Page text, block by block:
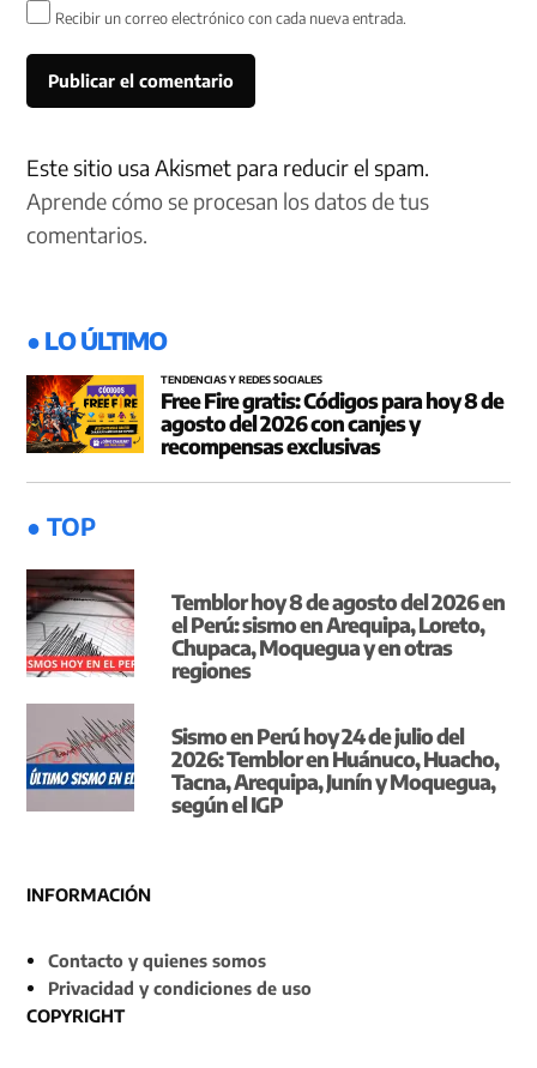
Recibir un correo electrónico con cada nueva entrada.
Este sitio usa Akismet para reducir el spam.
Aprende cómo se procesan los datos de tus
comentarios.
● LO ÚLTIMO
TENDENCIAS Y REDES SOCIALES
Free Fire gratis: Códigos para hoy 8 de
agosto del 2026 con canjes y
recompensas exclusivas
● TOP
Temblor hoy 8 de agosto del 2026 en
el Perú: sismo en Arequipa, Loreto,
Chupaca, Moquegua y en otras
regiones
Sismo en Perú hoy 24 de julio del
2026: Temblor en Huánuco, Huacho,
Tacna, Arequipa, Junín y Moquegua,
según el IGP
INFORMACIÓN
Contacto y quienes somos
Privacidad y condiciones de uso
COPYRIGHT